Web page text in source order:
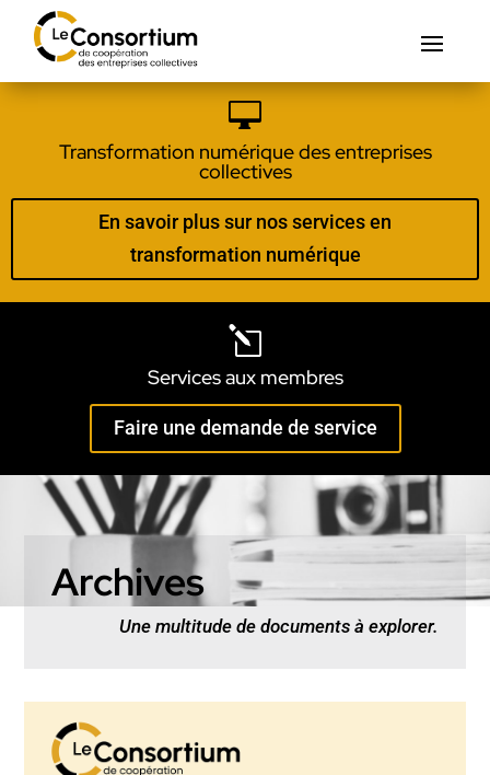

Transformation numérique des entreprises
collectives
En savoir plus sur nos services en
transformation numérique
l
Services aux membres
Faire une demande de service
Archives
Une multitude de documents à explorer.